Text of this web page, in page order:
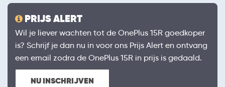
PRIJS ALERT
Wil je liever wachten tot de OnePlus 15R goedkoper
is? Schrijf je dan nu in voor ons Prijs Alert en ontvang
een email zodra de OnePlus 15R in prijs is gedaald.
NU INSCHRIJVEN